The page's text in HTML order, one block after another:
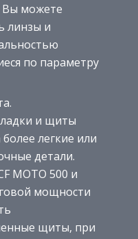
Вы можете
линзы и
по параметру
и щиты
легкие или
детали.
MOTO 500 и
мощности
щиты, при